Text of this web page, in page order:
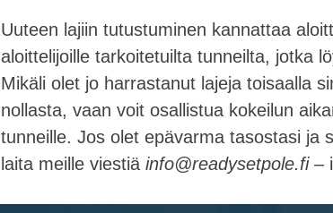
Uuteen lajiin tutustuminen kannattaa
aloittelijoille tarkoitetuilta tunneilta, jotka
Mikäli olet jo harrastanut lajeja toisaalla
nollasta, vaan voit osallistua kokeilun
tunneille. Jos olet epävarma tasostasi ja
laita meille viestiä info@readysetpole.fi–